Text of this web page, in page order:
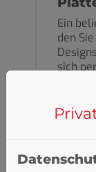
Ein
den
sich